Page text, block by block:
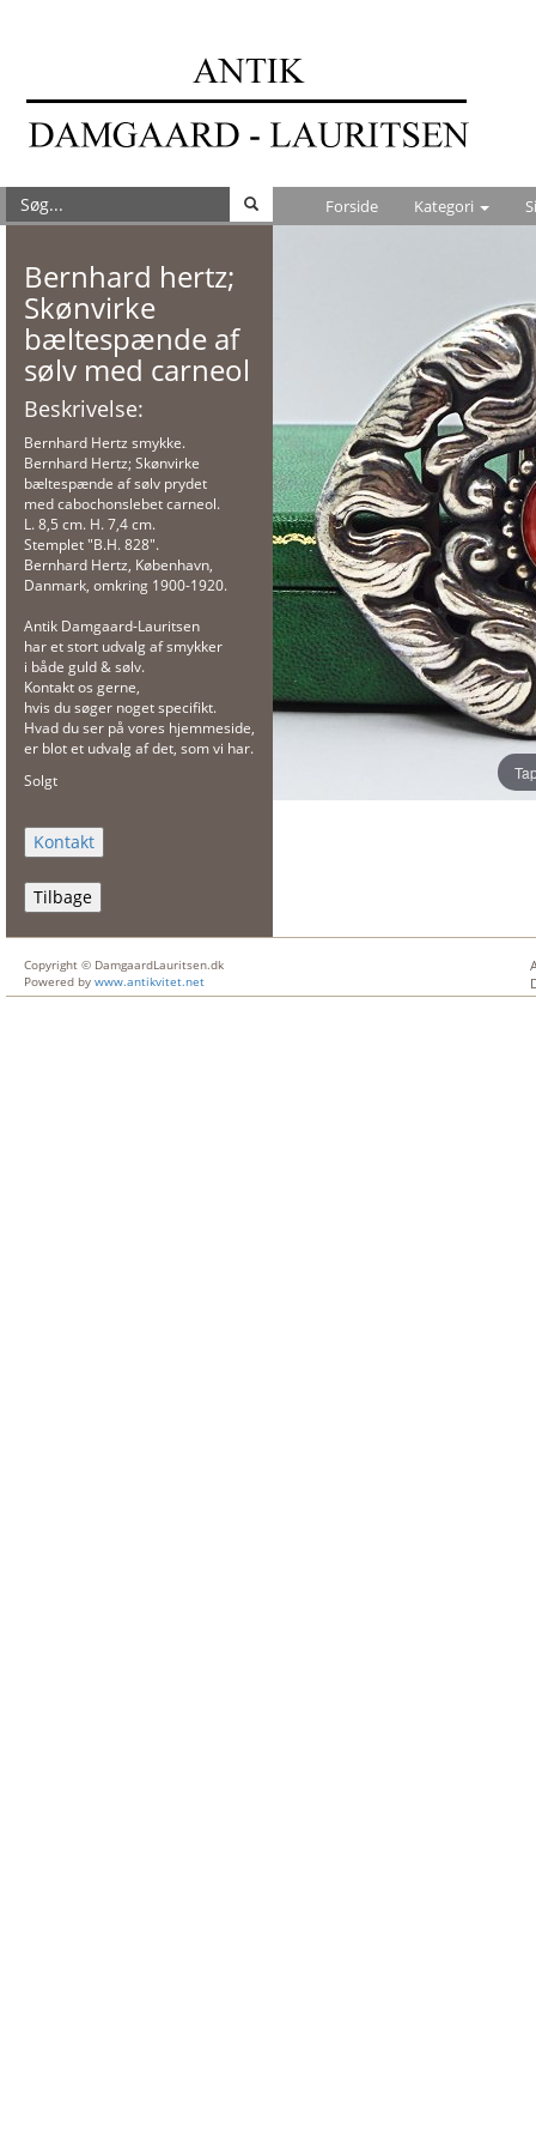
Forside Kategori
Bernhard hertz;
Skønvirke
bæltespænde af
sølv med carneol
Beskrivelse:
Bernhard Hertz smykke.
Bernhard Hertz; Skønvirke
bæltespænde af sølv prydet
med cabochonslebet carneol.
L. 8,5 cm. H. 7,4 cm.
Stemplet "B.H. 828".
Bernhard Hertz, København,
Danmark, omkring 1900-1920.
Antik Damgaard-Lauritsen
har et stort udvalg af smykker
i både guld & sølv.
Kontakt os gerne,
hvis du søger noget specifikt.
Hvad du ser på vores hjemmeside,
er blot et udvalg af det, som vi har.
Solgt
Tilbage
Copyright © DamgaardLauritsen.dk
Powered by www.antikvitet.net